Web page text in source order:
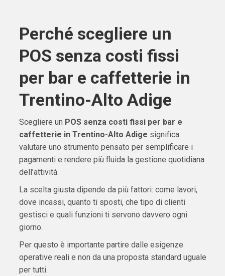
Perché scegliere un
POS senza costi fissi
per bar e caffetterie in
Trentino-Alto Adige
Scegliere un POS senza costi fissi per bar e
caffetterie in Trentino-Alto Adige significa
valutare uno strumento pensato per semplificare i
pagamenti e rendere più fluida la gestione quotidiana
dell’attività.
La scelta giusta dipende da più fattori: come lavori,
dove incassi, quanto ti sposti, che tipo di clienti
gestisci e quali funzioni ti servono davvero ogni
giorno.
Per questo è importante partire dalle esigenze
operative reali e non da una proposta standard uguale
per tutti.